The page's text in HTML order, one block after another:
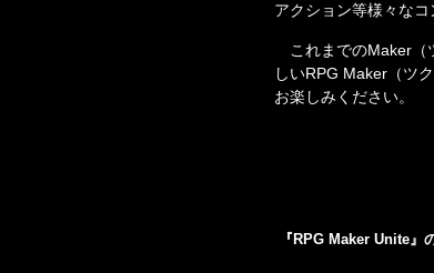
アクション等様々なコ
これまでのMaker
しいRPG Maker （ツ
お楽しみください。
『 RPG Maker Unite 』